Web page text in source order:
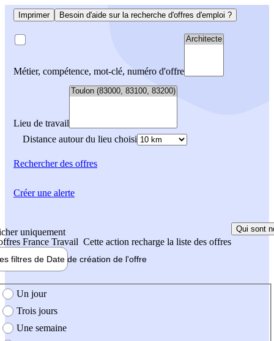
Imprimer Besoin d'aide sur la recherche d'offres d'emploi ?
Métier, compétence, mot-clé, numéro d'offre
Lieu de travail
Distance autour du lieu choisi
Rechercherdes offres
uniquement
France Travail Cette action recharge la liste des offres
Qui sont
filtres de Date de création de l'offre
création de l'offre
Un jour
Trois jours
Une semaine
Créer une alerte